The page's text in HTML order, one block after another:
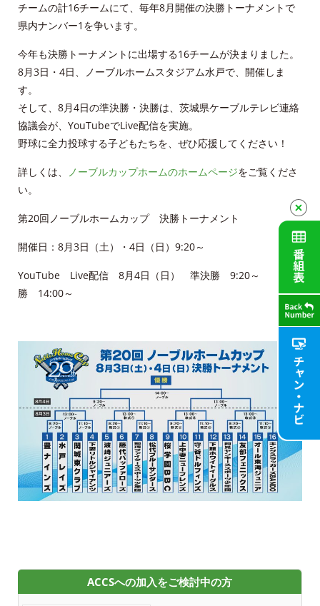
チームの計16チームにて、毎年8月開催の決勝トーナメントで
県内ナンバー1を争います。
今年も決勝トーナメントに出場する16チームが決まりました。
8月3日・4日、ノーブルホームスタジアム水戸で、開催しま
す。
そして、8月4日の準決勝・決勝は、茨城県ケーブルテレビ連絡
協議会が、YouTubeでLive配信を実施。
野球に全力投球する子どもたちを、ぜひ応援してください！
詳しくは、 ノーブルカップホームのホームページをご覧くださ
い。
第20回ノーブルホームカップ 決勝トーナメント
開催日：8月3日（土）・4日（日）9:20～
YouTube Live配信 8月4日（日） 準決勝 9:20～ 決
勝 14:00～
ACCSへの加入をご検討中の方
放送番組審議会議事録
個人情報保護方針
アクセス
Service guidance (in English)
Channel Table
Cable-plus Phone
Service
ACCS Cable Connection
つくばもん（地域情報サイト）